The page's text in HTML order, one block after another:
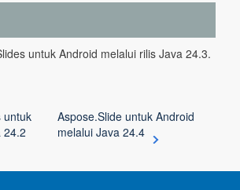
untuk Android melalui rilis Java 24.3.
untuk
24.2
Aspose.Slide untuk Android
melalui Java 24.4